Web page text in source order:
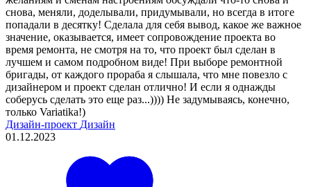
снова, меняли, доделывали, придумывали, но всегда в итоге
попадали в десятку! Сделала для себя вывод, какое же важное
значение, оказывается, имеет сопровождение проекта во
время ремонта, не смотря на то, что проект был сделан в
лучшем и самом подробном виде! При выборе ремонтной
бригады, от каждого прораба я слышала, что мне повезло с
дизайнером и проект сделан отлично! И если я однажды
соберусь сделать это еще раз...)))) Не задумываясь, конечно,
только Variatika!)
Дизайн-проект Дизайн
01.12.2023